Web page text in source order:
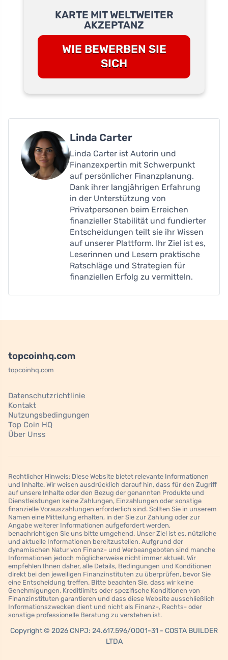
KARTE MIT WELTWEITER
AKZEPTANZ
WIE BEWERBEN SIE
SICH
Linda Carter
Linda Carter ist Autorin und
Finanzexpertin mit Schwerpunkt
auf persönlicher Finanzplanung.
Dank ihrer langjährigen Erfahrung
in der Unterstützung von
Privatpersonen beim Erreichen
finanzieller Stabilität und fundierter
Entscheidungen teilt sie ihr Wissen
auf unserer Plattform. Ihr Ziel ist es,
Leserinnen und Lesern praktische
Ratschläge und Strategien für
finanziellen Erfolg zu vermitteln.
topcoinhq.com
topcoinhq.com
Datenschutzrichtlinie
Kontakt
Nutzungsbedingungen
Top Coin HQ
Über Unss
Rechtlicher Hinweis: Diese Website bietet relevante Informationen
und Inhalte. Wir weisen ausdrücklich darauf hin, dass für den Zugriff
auf unsere Inhalte oder den Bezug der genannten Produkte und
Dienstleistungen keine Zahlungen, Einzahlungen oder sonstige
finanzielle Vorauszahlungen erforderlich sind. Sollten Sie in unserem
Namen eine Mitteilung erhalten, in der Sie zur Zahlung oder zur
Angabe weiterer Informationen aufgefordert werden,
benachrichtigen Sie uns bitte umgehend. Unser Ziel ist es, nützliche
und aktuelle Informationen bereitzustellen. Aufgrund der
dynamischen Natur von Finanz- und Werbeangeboten sind manche
Informationen jedoch möglicherweise nicht immer aktuell. Wir
empfehlen Ihnen daher, alle Details, Bedingungen und Konditionen
direkt bei den jeweiligen Finanzinstituten zu überprüfen, bevor Sie
eine Entscheidung treffen. Bitte beachten Sie, dass wir keine
Genehmigungen, Kreditlimits oder spezifische Konditionen von
Finanzinstituten garantieren und dass diese Website ausschließlich
Informationszwecken dient und nicht als Finanz-, Rechts- oder
sonstige professionelle Beratung zu verstehen ist.
Copyright © 2026 CNPJ: 24.617.596/0001-31 - COSTA BUILDER
LTDA